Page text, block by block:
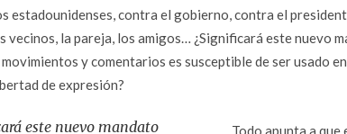
estadounidenses, contra el gobierno, contra el
vecinos, la pareja, los amigos… ¿Significará este nuevo
y comentarios es susceptible de ser usado
de expresión?
este nuevo mandato
Todo apunta a